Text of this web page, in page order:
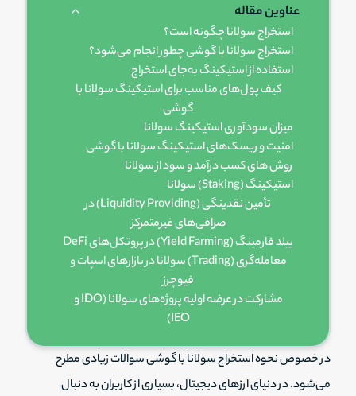
عناوین مقاله
استخراج سولانا چگونه است؟
استخراج سولانا با گوشی چطور انجام می‌شود؟
استفاده از استیکینگ به‌جای استخراج
کیف پول‌های مناسب برای استیکینگ سولانا با
گوشی
میزان سودآوری استیکینگ سولانا
امنیت و ریسک‌های استیکینگ سولانا با گوشی
روش های کسب درآمد و سود از سولانا
استیکینگ (Staking) سولانا
تأمین نقدینگی (Liquidity Providing) در
صرافی‌های غیرمتمرکز
ییلد فارمینگ (Yield Farming) در پروتکل‌های DeFi
معامله‌گری (Trading) سولانا در بازارهای اسپات و
فیوچرز
مشارکت در عرضه اولیه پروژه‌های سولانا (IDO و
IEO)
درآمد از سولانا
در خصوص نحوه استخراج سولانا با گوشی سوالات زیادی مطرح
می‌شود. در دنیای ارزهای دیجیتال، بسیاری از کاربران به دنبال